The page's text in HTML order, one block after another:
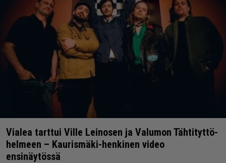
Vialea tarttui Ville Leinosen ja Valumon Tähtityttö-
helmeen – Kaurismäki-henkinen video
ensinäytössä